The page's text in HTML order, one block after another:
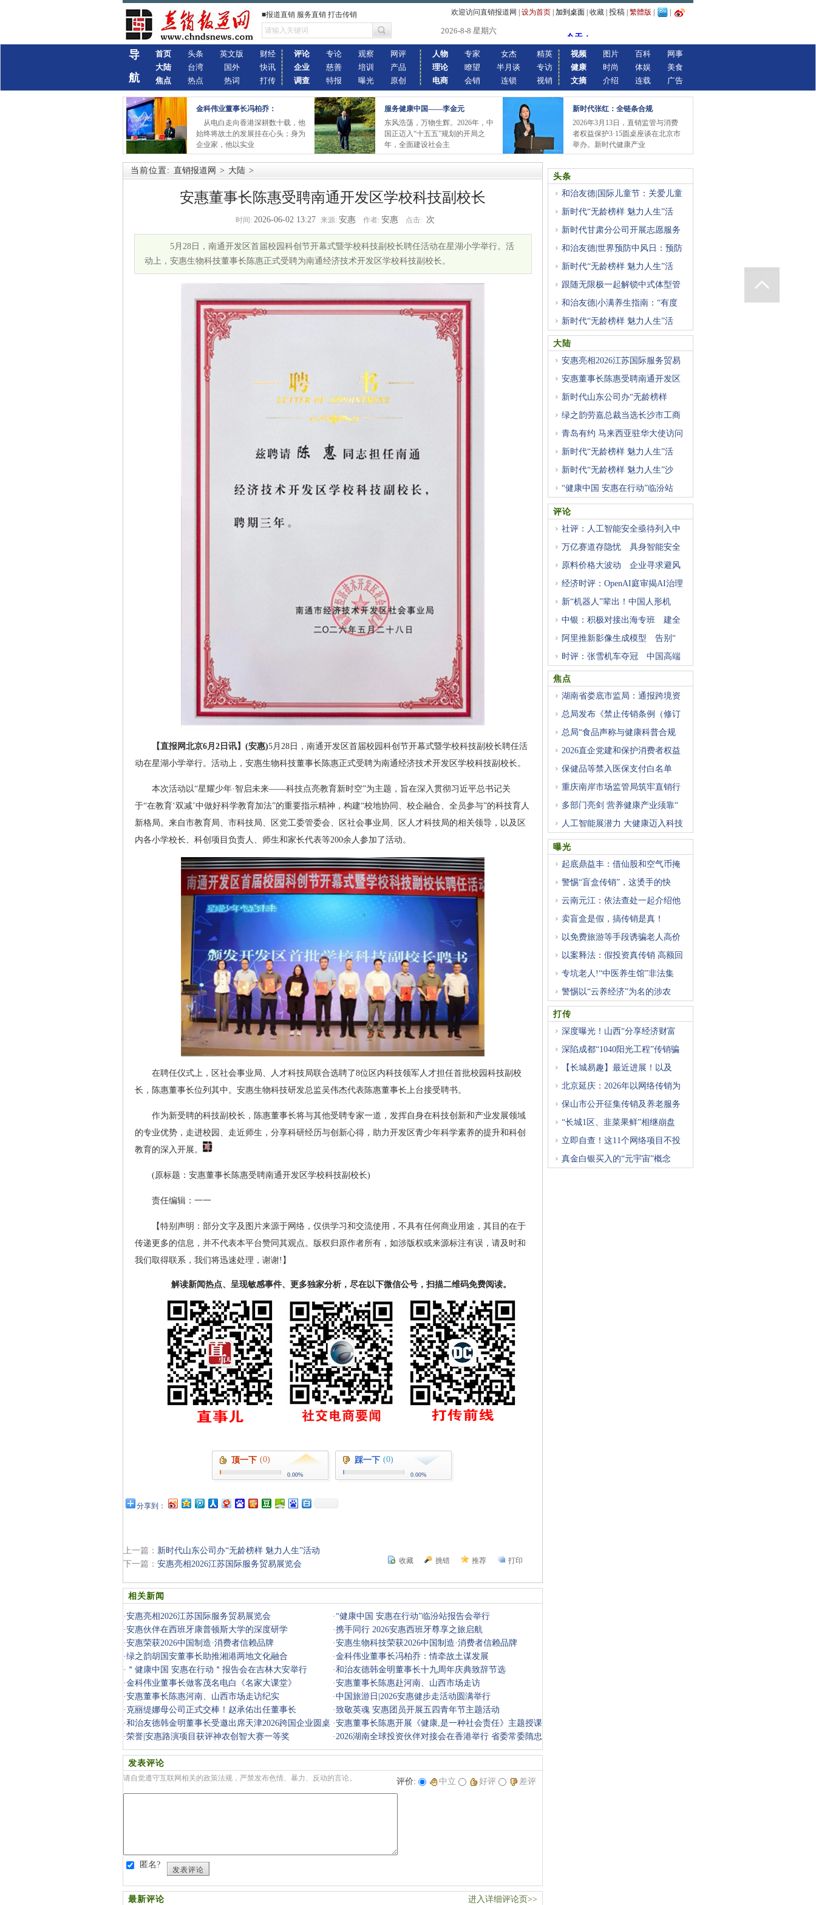
■报道直销 服务直销 打击传销 欢迎访问直销报道网 设为首页 加到桌面 收藏 投稿 繁體版
2026-8-8 星期六
导
航
首页
大陆
焦点
头条
台湾
热点
英文版
国外
热词
财经
快讯
打传
评论
企业
调查
专论
慈善
特报
观察
培训
曝光
网评
产品
原创
人物
理论
电商
专家
瞭望
会销
女杰
半月谈
连锁
精英
专访
视销
视频
健康
文摘
图片
时尚
介绍
百科
体娱
连载
网事
美食
广告
金科伟业董事长冯柏乔：
从电白走向香港深耕数十载，他
始终将故土的发展挂在心头；身为
企业家，他以实业
服务健康中国——李金元
东风浩荡，万物生辉。2026年，中
国正迈入“十五五”规划的开局之
年，全面建设社会主
新时代张红：全链条合规
2026年3月13日，直销监管与消费
者权益保护3·15圆桌座谈在北京市
举办。新时代健康产业
当前位置: 直销报道网 > 大陆 >
安惠董事长陈惠受聘南通开发区学校科技副校长
时间: 2026-06-02 13:27 来源: 安惠 作者: 安惠 点击: 次
5月28日，南通开发区首届校园科创节开幕式暨学校科技副校长聘任活动在星湖小学举行。活
动上，安惠生物科技董事长陈惠正式受聘为南通经济技术开发区学校科技副校长。
【直报网北京6月2日讯】(安惠)5月28日，南通开发区首届校园科创节开幕式暨学校科技副校长聘任活
动在星湖小学举行。活动上，安惠生物科技董事长陈惠正式受聘为南通经济技术开发区学校科技副校长。
本次活动以“星耀少年·智启未来——科技点亮教育新时空”为主题，旨在深入贯彻习近平总书记关
于“在教育‘双减’中做好科学教育加法”的重要指示精神，构建“校地协同、校企融合、全员参与”的科技育人
新格局。来自市教育局、市科技局、区党工委管委会、区社会事业局、区人才科技局的相关领导，以及区
内各小学校长、科创项目负责人、师生和家长代表等200余人参加了活动。
在聘任仪式上，区社会事业局、人才科技局联合选聘了8位区内科技领军人才担任首批校园科技副校
长，陈惠董事长位列其中。安惠生物科技研发总监吴伟杰代表陈惠董事长上台接受聘书。
作为新受聘的科技副校长，陈惠董事长将与其他受聘专家一道，发挥自身在科技创新和产业发展领域
的专业优势，走进校园、走近师生，分享科研经历与创新心得，助力开发区青少年科学素养的提升和科创
教育的深入开展。
(原标题：安惠董事长陈惠受聘南通开发区学校科技副校长)
责任编辑：一一
【特别声明：部分文字及图片来源于网络，仅供学习和交流使用，不具有任何商业用途，其目的在于
传递更多的信息，并不代表本平台赞同其观点。版权归原作者所有，如涉版权或来源标注有误，请及时和
我们取得联系，我们将迅速处理，谢谢!】
解读新闻热点、呈现敏感事件、更多独家分析，尽在以下微信公号，扫描二维码免费阅读。
顶一下 (0)
0.00%
踩一下 (0)
0.00%
分享到：
上一篇： 新时代山东公司办“无龄榜样 魅力人生”活动
下一篇： 安惠亮相2026江苏国际服务贸易展览会 收藏 挑错 推荐 打印
相关新闻
·安惠亮相2026江苏国际服务贸易展览会 ·“健康中国 安惠在行动”临汾站报告会举行
·安惠伙伴在西班牙康普顿斯大学的深度研学 ·携手同行 2026安惠西班牙尊享之旅启航
·安惠荣获2026中国制造·消费者信赖品牌 ·安惠生物科技荣获2026中国制造·消费者信赖品牌
·绿之韵胡国安董事长助推湘港两地文化融合 ·金科伟业董事长冯柏乔：情牵故土谋发展
· ＂健康中国 安惠在行动＂报告会在吉林大安举行 ·和治友德韩金明董事长十九周年庆典致辞节选
·金科伟业董事长做客茂名电白《名家大课堂》 ·安惠董事长陈惠赴河南、山西市场走访
·安惠董事长陈惠河南、山西市场走访纪实 ·中国旅游日|2026安惠健步走活动圆满举行
· 克丽缇娜母公司正式交棒！赵承佑出任董事长 ·致敬英魂 安惠团员开展五四青年节主题活动
·和治友德韩金明董事长受邀出席天津2026跨国企业圆桌
会
·安惠董事长陈惠开展《健康,是一种社会责任》主题授课
·荣誉|安惠路演项目获评神农创智大赛一等奖 ·2026湖南全球投资伙伴对接会在香港举行 省委常委隋忠
诚出席 胡
发表评论
请自觉遵守互联网相关的政策法规，严禁发布色情、暴力、反动的言论。 评价: 中立 好评 差评
匿名?
发表评论
最新评论 进入详细评论页>>
头条
和治友德|国际儿童节：关爱儿童
新时代“无龄榜样 魅力人生”活
新时代甘肃分公司开展志愿服务
和治友德|世界预防中风日：预防
新时代“无龄榜样 魅力人生”活
跟随无限极一起解锁中式体型管
和治友德|小满养生指南：“有度
新时代“无龄榜样 魅力人生”活
大陆
安惠亮相2026江苏国际服务贸易
安惠董事长陈惠受聘南通开发区
新时代山东公司办“无龄榜样
绿之韵劳嘉总裁当选长沙市工商
青岛有约 马来西亚驻华大使访问
新时代“无龄榜样 魅力人生”活
新时代“无龄榜样 魅力人生”沙
“健康中国 安惠在行动”临汾站
评论
社评：人工智能安全亟待列入中
万亿赛道存隐忧 具身智能安全
原料价格大波动 企业寻求避风
经济时评：OpenAI庭审揭AI治理
新“机器人”辈出！中国人形机
中银：积极对接出海专班 建全
阿里推新影像生成模型 告别“
时评：张雪机车夺冠 中国高端
焦点
湖南省娄底市监局：通报跨境资
总局发布《禁止传销条例（修订
总局“食品声称与健康科普合规
2026直企党建和保护消费者权益
保健品等禁入医保支付白名单
重庆南岸市场监管局筑牢直销行
多部门亮剑 营养健康产业须靠“
人工智能展潜力 大健康迈入科技
曝光
起底鼎益丰：借仙股和空气币掩
警惕“盲盒传销”，这烫手的快
云南元江：依法查处一起介绍他
卖盲盒是假，搞传销是真！
以免费旅游等手段诱骗老人高价
以案释法：假投资真传销 高额回
专坑老人!“中医养生馆”非法集
警惕以“云养经济”为名的涉农
打传
深度曝光！山西“分享经济财富
深陷成都“1040阳光工程”传销骗
【长城易趣】最近进展！以及
北京延庆：2026年以网络传销为
保山市公开征集传销及养老服务
“长城1区、韭菜果鲜”相继崩盘
立即自查！这11个网络项目不投
真金白银买入的“元宇宙”概念